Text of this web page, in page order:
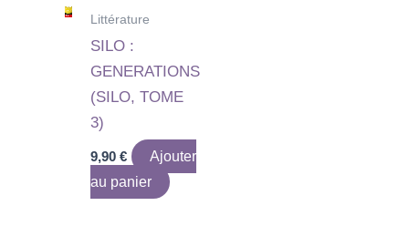
Littérature
SILO :
GENERATIONS
(SILO, TOME
3)
9,90€
Ajouter
au panier